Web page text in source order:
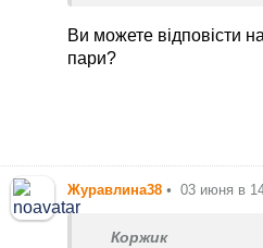
хрестик з шовковим
Ви можете відповісти
пари?
Журавлина38 • 03 июня в
Коржик